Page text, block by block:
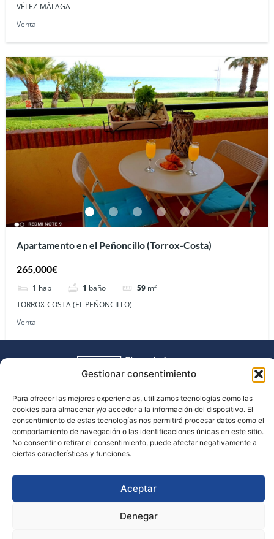
Gestionar consentimiento
Para ofrecer las mejores experiencias, utilizamos tecnologías como las
cookies para almacenar y/o acceder a la información del dispositivo. El
consentimiento de estas tecnologías nos permitirá procesar datos como el
comportamiento de navegación o las identificaciones únicas en este sitio.
No consentir o retirar el consentimiento, puede afectar negativamente a
ciertas características y funciones.
Aceptar
Denegar
VÉLEZ-MÁLAGA
Venta
Apartamento en el Peñoncillo (Torrox-Costa)
265,000€
1 hab 1 baño 59 m²
TORROX-COSTA (EL PEÑONCILLO)
Venta
Aviso Legal -Política de Privacidad -
Declaración de Accesibilidad -
Email: curroinmobiliaria@gmail.com
Calle Herreros, 13 2º4 29700 Vélez- Málaga